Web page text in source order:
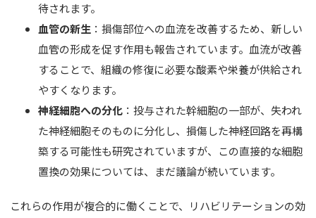
待されます。
血管の新生 ：損傷部位への血流を改善するため、新しい
血管の形成を促す作用も報告されています。血流が改善
することで、組織の修復に必要な酸素や栄養が供給され
やすくなります。
神経細胞への分化 ：投与された幹細胞の一部が、失われ
た神経細胞そのものに分化し、損傷した神経回路を再構
築する可能性も研究されていますが、この直接的な細胞
置換の効果については、まだ議論が続いています。
これらの作用が複合的に働くことで、リハビリテーションの効